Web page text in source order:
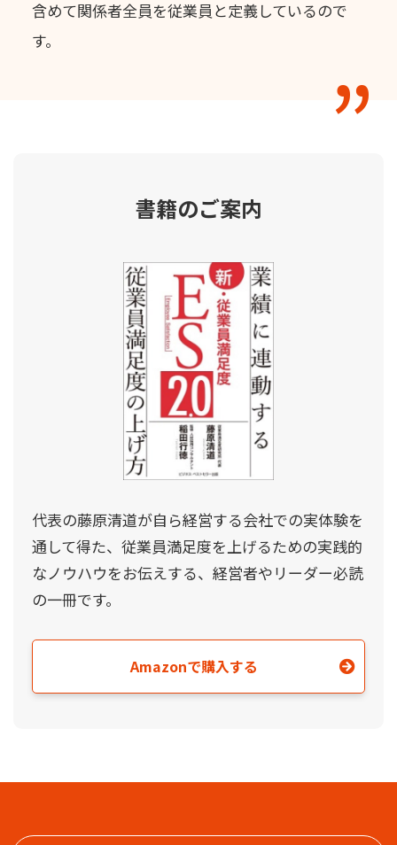
含めて関係者全員を従業員と定義しているので
す。
書籍のご案内
代表の藤原清道が自ら経営する会社での実体験を
通して得た、従業員満足度を上げるための実践的
なノウハウをお伝えする、経営者やリーダー必読
の一冊です。
Amazonで購入する